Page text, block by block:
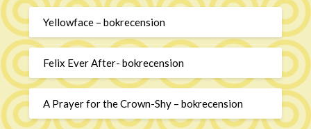
Yellowface – bokrecension
Felix Ever After- bokrecension
A Prayer for the Crown-Shy – bokrecension